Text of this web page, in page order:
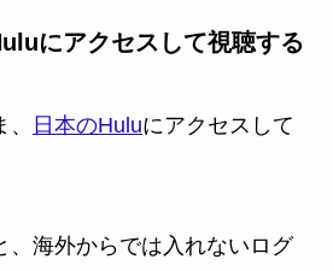
にアクセスして視聴する
日本のHuluにアクセスして
、海外からでは入れないログ